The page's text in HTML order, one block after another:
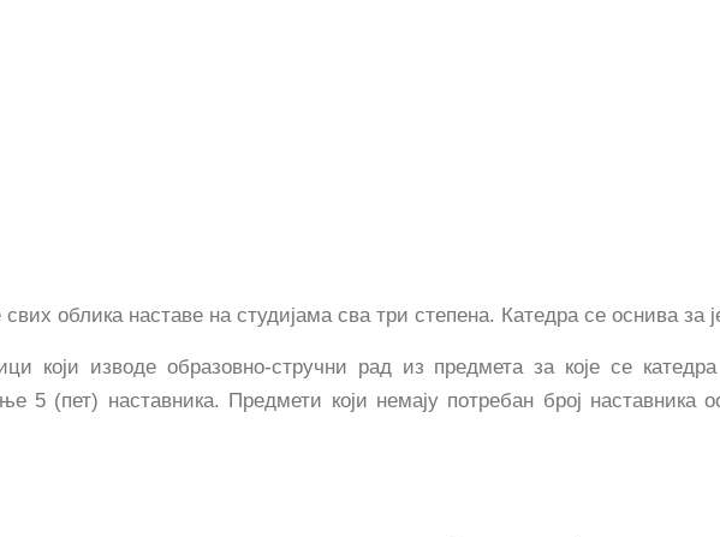
облика наставе на студијама сва три степена. Катедра се оснива
који изводе образовно-стручни рад из предмета за које се
5 (пет) наставника. Предмети који немају потребан број наставника